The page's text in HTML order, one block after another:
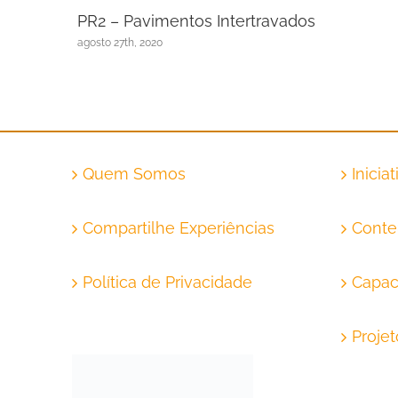
PR2 – Pavimentos Intertravados
agosto 27th, 2020
Quem Somos
Compartilhe Experiências
Política de Privacidade